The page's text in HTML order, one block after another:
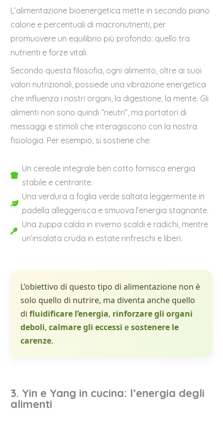
L’alimentazione bioenergetica mette in secondo piano
calorie e percentuali di macronutrienti, per
promuovere un equilibrio più profondo: quello tra
nutrienti e forze vitali.
Secondo questa filosofia, ogni alimento, oltre ai suoi
valori nutrizionali, possiede una vibrazione energetica
che influenza i nostri organi, la digestione, la mente. Gli
alimenti non sono quindi “neutri”, ma portatori di
messaggi e stimoli che interagiscono con la nostra
fisiologia. Per esempio, si sostiene che:
Un cereale integrale ben cotto fornisca energia
stabile e centrante.
Una verdura a foglia verde saltata leggermente in
padella alleggerisca e smuova l’energia stagnante.
Una zuppa calda in inverno scaldi e radichi, mentre
un’insalata cruda in estate rinfreschi e liberi.
L’obiettivo di questo tipo di alimentazione non è
solo quello di nutrire, ma diventa anche quello
difluidificare l’energia, rinforzare gli organi
deboli,calmare gli eccessi esostenere le
carenze.
3. Yin e Yang in cucina: l’energia degli
alimenti